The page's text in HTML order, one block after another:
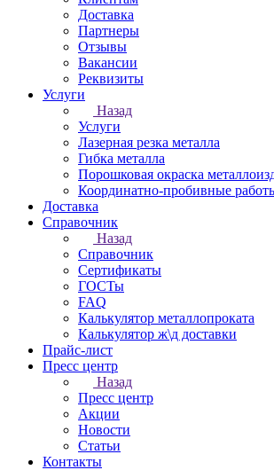
Доставка
Партнеры
Отзывы
Вакансии
Реквизиты
Услуги
Назад
Услуги
Лазерная резка металла
Гибка металла
Порошковая окраска
Координатно-пробивные
Доставка
Справочник
Назад
Справочник
Сертификаты
ГОСТы
FAQ
Калькулятор металлопроката
Калькулятор ж\д доставки
Прайс-лист
Пресс центр
Назад
Пресс центр
Акции
Новости
Статьи
Контакты